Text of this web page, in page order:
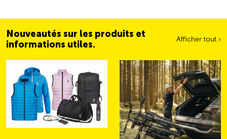
Nouveautés sur les produits et
informations utiles.
Afficher tout ›